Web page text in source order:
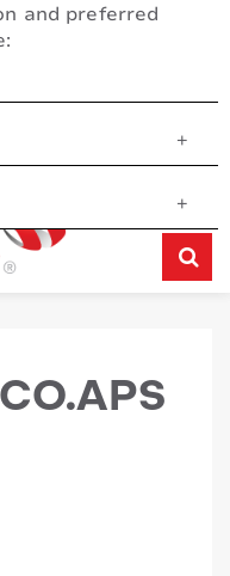
and preferred
+
+